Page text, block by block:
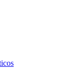
metropolitana.